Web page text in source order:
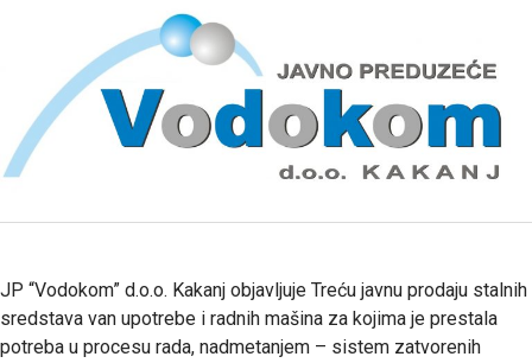
JP “Vodokom” d.o.o. Kakanj objavljuje Treću javnu prodaju stalnih
sredstava van upotrebe i radnih mašina za kojima je prestala
potreba u procesu rada, nadmetanjem – sistem zatvorenih